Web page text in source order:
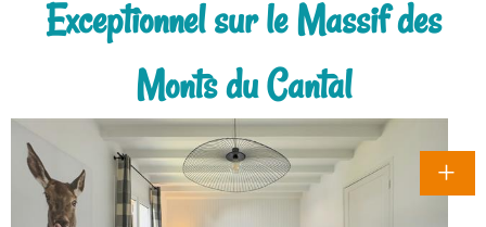
Exceptionnel sur le Massif des
Monts du Cantal